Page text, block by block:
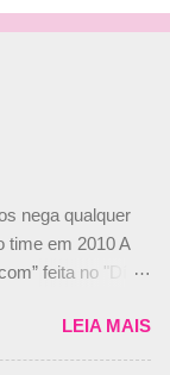
nega qualquer
time em 2010 A
feita no "Día
Piquet havia
Campos, dando,
LEIA MAIS